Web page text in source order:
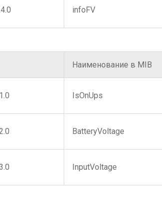
infoFV
Наименование в MIB
IsOnUps
BatteryVoltage
InputVoltage